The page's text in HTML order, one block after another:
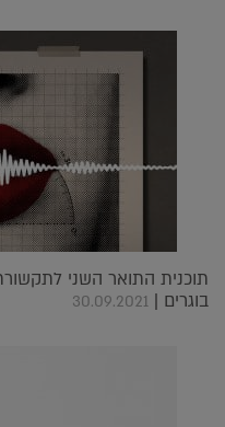
תוכנית התואר השני
בוגרים | 30.09.2021